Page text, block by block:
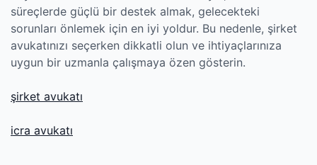
süreçlerde güçlü bir destek almak, gelecekteki
sorunları önlemek için en iyi yoldur. Bu nedenle, şirket
avukatınızı seçerken dikkatli olun ve ihtiyaçlarınıza
uygun bir uzmanla çalışmaya özen gösterin.
şirket avukatı
icra avukatı